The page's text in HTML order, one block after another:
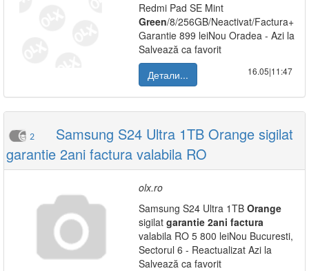
Redmi Pad SE Mint
Green/8/256GB/Neactivat/Factura+
Garantie 899 leiNou Oradea - Azi la
Salvează ca favorit
Детали...
16.05|11:47
2
Samsung S24 Ultra 1TB Orange sigilat
garantie 2ani factura valabila RO
olx.ro
Samsung S24 Ultra 1TB Orange
sigilat garantie 2ani factura
valabila RO 5 800 leiNou Bucuresti,
Sectorul 6 - Reactualizat Azi la
Salvează ca favorit